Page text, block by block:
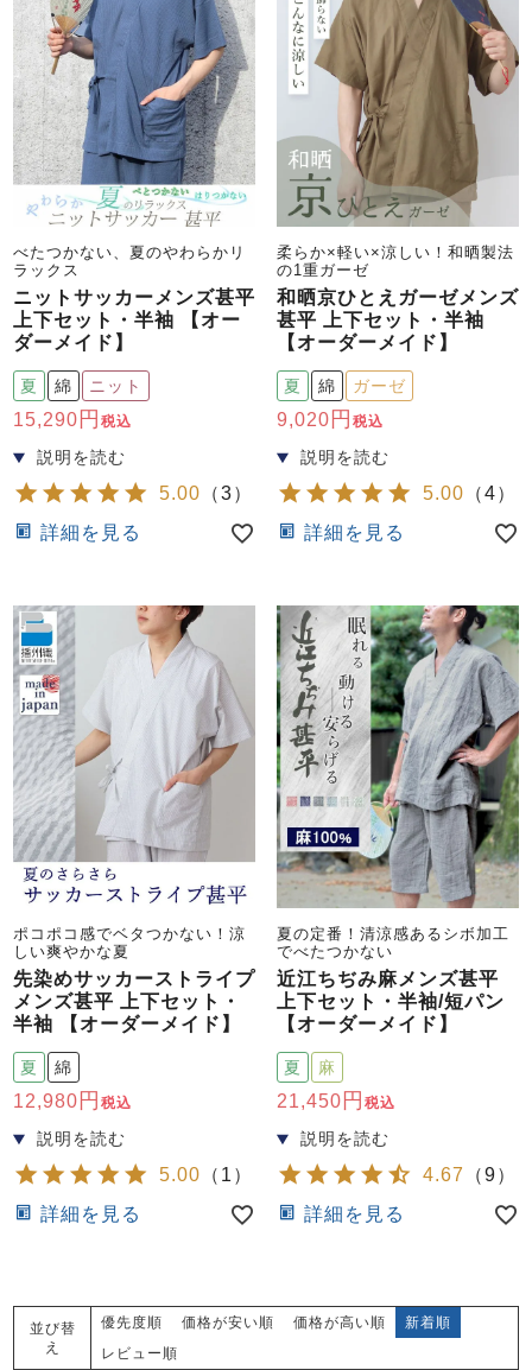
べたつかない、夏のやわらかリ
ラックス
ニットサッカーメンズ甚平
上下セット・半袖 【オー
ダーメイド】
夏 綿 ニット
15,290 税込
5.00 （3）
詳細を見る
柔らか×軽い×涼しい！和晒製法
の1重ガーゼ
和晒京ひとえガーゼメンズ
甚平 上下セット・半袖
【オーダーメイド】
夏 綿 ガーゼ
9,020 税込
5.00 （4）
詳細を見る
ポコポコ感でベタつかない！涼
しい爽やかな夏
先染めサッカーストライプ
メンズ甚平 上下セット・
半袖 【オーダーメイド】
夏 綿
12,980 税込
5.00 （ 1 ）
詳細を見る
夏の定番！清涼感あるシボ加工
でべたつかない
近江ちぢみ麻メンズ甚平
上下セット・半袖/短パン
【オーダーメイド】
夏 麻
21,450 税込
4.67 （9）
詳細を見る
並び替
え
優先度順 価格が安い順 価格が高い順
新着順
レビュー順